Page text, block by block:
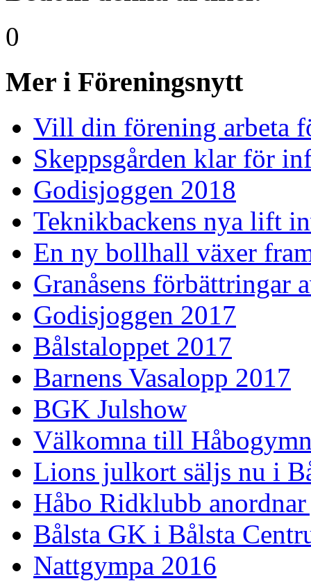
0
Mer i Föreningsnytt
Vill din förening arbeta
Skeppsgården klar för
Godisjoggen 2018
Teknikbackens nya lift
En ny bollhall växer
Granåsens förbättringar
Godisjoggen 2017
Bålstaloppet 2017
Barnens Vasalopp 2017
BGK Julshow
Välkomna till
Lions julkort säljs nu i
Håbo Ridklubb
Bålsta GK i Bålsta
Nattgympa 2016